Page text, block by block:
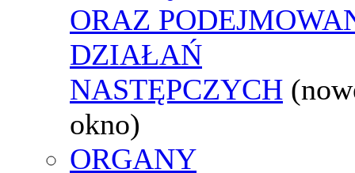
ORAZ
DZIAŁAŃ
NASTĘPCZYCH
okno)
ORGANY